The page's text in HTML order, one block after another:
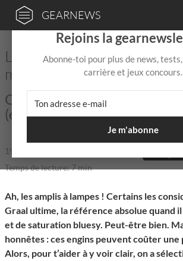
GEARNEWS
Les amplis de guitare à
meilleur rapport qualité-prix
Obtiens le meilleur rapport
(et le meilleur tube !) pour
19 Août 2025
Temps de lecture: 7 min
Ah, les amplis à lampes ! Certains les
Graal ultime, la référence absolue quand il
et de saturation bluesy. Peut-être bien.
honnêtes : ces engins peuvent coûter
Alors, pour t’aider à y voir clair, on a
Rejoins la
Abonne-toi pour plus de news,
carrière et jeux concours.
Je m'abonne